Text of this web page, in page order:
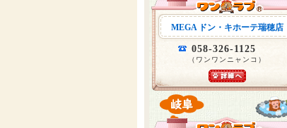
MEGA ドン・キホーテ瑞穂店
058-326-1125
（ワンワンニャンコ）